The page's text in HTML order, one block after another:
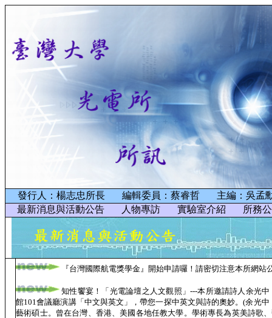
發行人：楊志忠所長 編輯委員：蔡睿哲 主編：吳
最新消息與活動公告
人物專訪 實驗室介紹 所務
『台灣國際航電獎學金』開始申請囉！請密切注意本所網站
知性饗宴！「光電論壇之人文觀照」---本所邀請詩人余光
館101會議廳演講「中文與英文」，帶您一探中英文與詩的奧妙。(余光
藝術碩士。曾在台灣、香港、美國各地任教大學。學術專長為英美詩歌